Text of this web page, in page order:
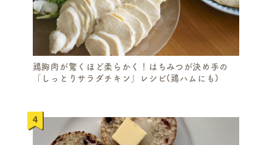
鶏胸肉が驚くほど柔らかく！はちみつが決め手の
「しっとりサラダチキン」レシピ(鶏ハムにも)